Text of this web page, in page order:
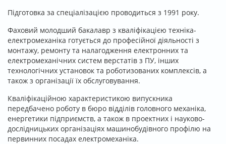
Підготовка за спеціалізацією проводиться з 1991 року.
Фаховий молодший бакалавр з кваліфікацією техніка-
електромеханіка готується до професійної діяльності з
монтажу, ремонту та налагодження електронних та
електромеханічних систем верстатів з ПУ, інших
технологічних установок та роботизованих комплексів, а
також з організації їх обслуговування.
Кваліфікаційною характеристикою випускника
передбачено роботу в бюро відділів головного механіка,
енергетики підприємств, а також в проектних і науково-
дослідницьких організаціях машинобудівного профілю на
первинних посадах електромеханіка.